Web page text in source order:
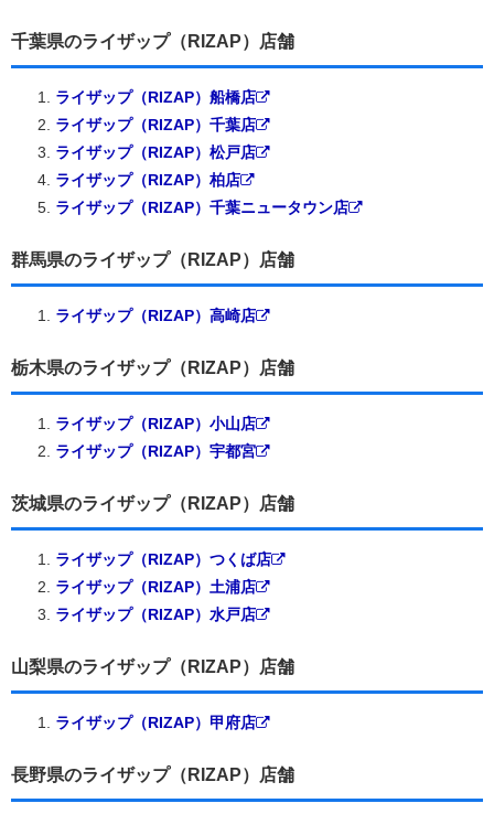
千葉県のライザップ（RIZAP）店舗
ライザップ（RIZAP）船橋店
ライザップ（RIZAP）千葉店
ライザップ（RIZAP）松戸店
ライザップ（RIZAP）柏店
ライザップ（RIZAP）千葉ニュータウン店
群馬県のライザップ（RIZAP）店舗
ライザップ（RIZAP）高崎店
栃木県のライザップ（RIZAP）店舗
ライザップ（RIZAP）小山店
ライザップ（RIZAP）宇都宮
茨城県のライザップ（RIZAP）店舗
ライザップ（RIZAP）つくば店
ライザップ（RIZAP）土浦店
ライザップ（RIZAP）水戸店
山梨県のライザップ（RIZAP）店舗
ライザップ（RIZAP）甲府店
長野県のライザップ（RIZAP）店舗